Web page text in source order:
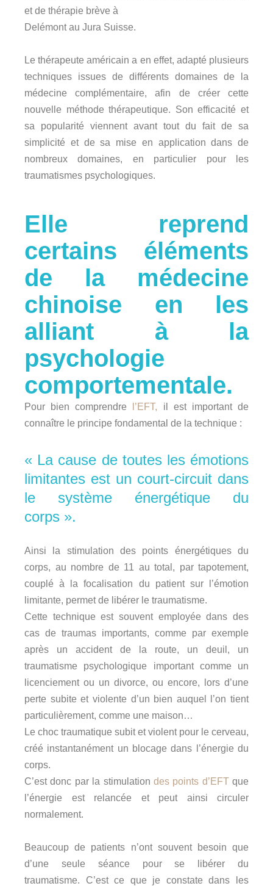
et de thérapie brève à
Delémont au Jura Suisse.
Le thérapeute américain a en effet, adapté plusieurs
techniques issues de différents domaines de la
médecine complémentaire, afin de créer cette
nouvelle méthode thérapeutique. Son efficacité et
sa popularité viennent avant tout du fait de sa
simplicité et de sa mise en application dans de
nombreux domaines, en particulier pour les
traumatismes psychologiques.
Elle reprend
certains éléments
de la médecine
chinoise en les
alliant à la
psychologie
comportementale.
Pour bien comprendre l’EFT, il est important de
connaître le principe fondamental de la technique :
« La cause de toutes les émotions
limitantes est un court-circuit dans
le système énergétique du
corps ».
Ainsi la stimulation des points énergétiques du
corps, au nombre de 11 au total, par tapotement,
couplé à la focalisation du patient sur l’émotion
limitante, permet de libérer le traumatisme.
Cette technique est souvent employée dans des
cas de traumas importants, comme par exemple
après un accident de la route, un deuil, un
traumatisme psychologique important comme un
licenciement ou un divorce, ou encore, lors d’une
perte subite et violente d’un bien auquel l’on tient
particulièrement, comme une maison…
Le choc traumatique subit et violent pour le cerveau,
créé instantanément un blocage dans l’énergie du
corps.
C’est donc par la stimulation des points d’EFTque
l’énergie est relancée et peut ainsi circuler
normalement.
Beaucoup de patients n’ont souvent besoin que
d’une seule séance pour se libérer du
traumatisme. C’est ce que je constate dans les